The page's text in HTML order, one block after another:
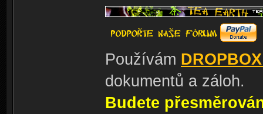
Používám
dokumentů a záloh.
Budete